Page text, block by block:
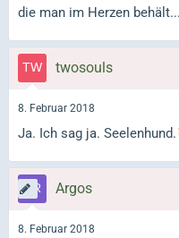
die man im Herzen behält...
twosouls
8. Februar 2018
Ja. Ich sag ja. Seelenhund.
Argos
8. Februar 2018